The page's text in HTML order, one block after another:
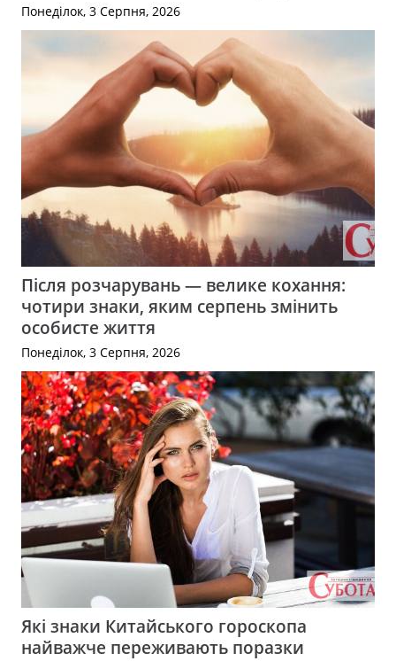
Понеділок, 3 Серпня, 2026
Після розчарувань — велике кохання:
чотири знаки, яким серпень змінить
особисте життя
Понеділок, 3 Серпня, 2026
Які знаки Китайського гороскопа
найважче переживають поразки